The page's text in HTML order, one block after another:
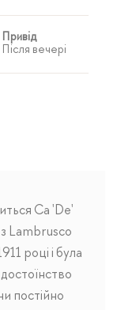
Привід
Після вечері
Ca 'De'
Lambrusco
році і була
постійно